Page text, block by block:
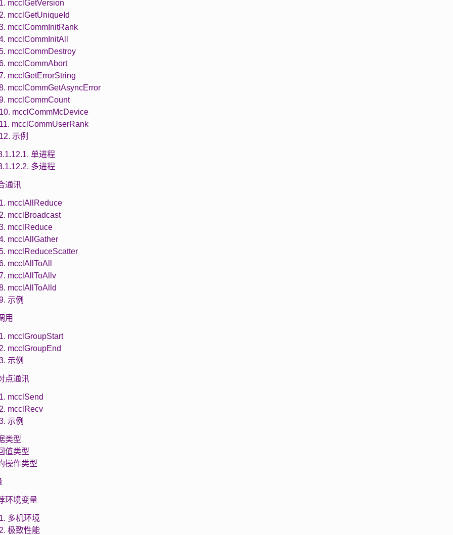
mcclGetVersion
mcclGetUniqueId
mcclCommInitRank
mcclCommInitAll
mcclCommDestroy
mcclCommAbort
mcclGetErrorString
mcclCommGetAsyncError
mcclCommCount
mcclCommMcDevice
mcclCommUserRank
示例
单进程
多进程
通讯
mcclAllReduce
mcclBroadcast
mcclReduce
mcclAllGather
mcclReduceScatter
mcclAllToAll
mcclAllToAllv
mcclAllToAlld
示例
用
mcclGroupStart
mcclGroupEnd
示例
点通讯
mcclSend
mcclRecv
示例
类型
值类型
操作类型
环境变量
多机环境
极致性能